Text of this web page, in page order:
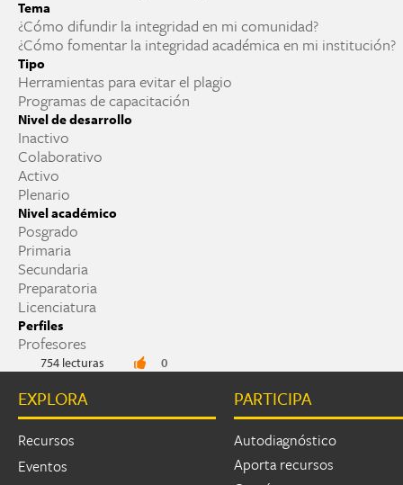
Tema
¿Cómo difundir la integridad en mi comunidad?
¿Cómo fomentar la integridad académica en mi institución?
Tipo
Herramientas para evitar el plagio
Programas de capacitación
Nivel de desarrollo
Inactivo
Colaborativo
Activo
Plenario
Nivel académico
Posgrado
Primaria
Secundaria
Preparatoria
Licenciatura
Perfiles
Profesores
754 lecturas 0
EXPLORA
Recursos
Eventos
PARTICIPA
Autodiagnóstico
Aporta recursos